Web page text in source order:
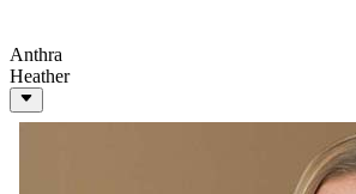
Anthra
Heather